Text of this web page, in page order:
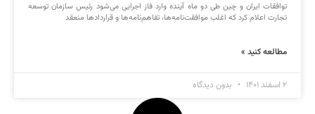
توافقات ایران و چین طی دو ماه آینده وارد فاز اجرایی می‌شود رئیس سازمان توسعه
تجارت اعلام کرد که اغلب موافقت‌نامه‌ها، تفاهم‌نامه‌ها و قراردادها منعقد
مطالعه کنید »
۲ اسفند ۱۴۰۱ بدون دیدگاه